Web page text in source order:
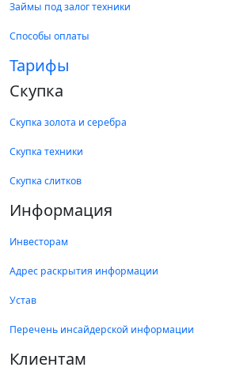
Займы под залог техники
Способы оплаты
Тарифы
Скупка
Скупка золота и серебра
Скупка техники
Скупка слитков
Информация
Инвесторам
Адрес раскрытия информации
Устав
Перечень инсайдерской информации
Клиентам